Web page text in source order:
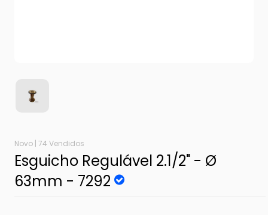
Novo | 74 Vendidos
Esguicho Regulável 2.1/2" - Ø
63mm - 7292